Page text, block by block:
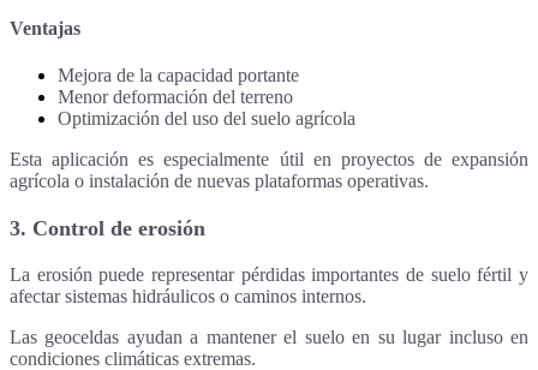
Ventajas
Mejora de la capacidad portante
Menor deformación del terreno
Optimización del uso del suelo agrícola
Esta aplicación es especialmente útil en proyectos de expansión
agrícola o instalación de nuevas plataformas operativas.
3. Control de erosión
La erosión puede representar pérdidas importantes de suelo fértil y
afectar sistemas hidráulicos o caminos internos.
Las geoceldas ayudan a mantener el suelo en su lugar incluso en
condiciones climáticas extremas.